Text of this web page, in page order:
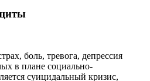
в плане социально-
суицидальный кризис,